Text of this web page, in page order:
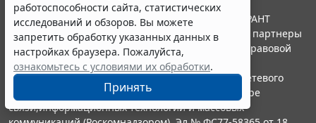
работоспособности сайта, статистических
исследований и обзоров. Вы можете
запретить обработку указанных данных в
настройках браузера. Пожалуйста,
ознакомьтесь с условиями их обработки.
Принять
© ООО "НПП "ГАРАНТ-СЕРВИС", 2026. Система ГАРАНТ
выпускается с 1990 года. Компания "Гарант" и ее партнеры
являются участниками Российской ассоциации правовой
информации ГАРАНТ.
Портал ГАРАНТ.РУ зарегистрирован в качестве сетевого
издания Федеральной службой по надзору в сфере
связи,информационных технологий и массовых